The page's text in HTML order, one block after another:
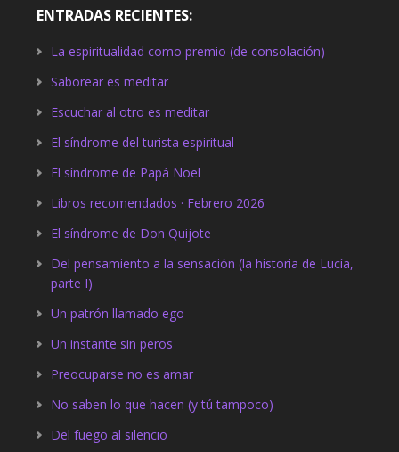
ENTRADAS RECIENTES:
La espiritualidad como premio (de consolación)
Saborear es meditar
Escuchar al otro es meditar
El síndrome del turista espiritual
El síndrome de Papá Noel
Libros recomendados · Febrero 2026
El síndrome de Don Quijote
Del pensamiento a la sensación (la historia de Lucía,
parte I)
Un patrón llamado ego
Un instante sin peros
Preocuparse no es amar
No saben lo que hacen (y tú tampoco)
Del fuego al silencio